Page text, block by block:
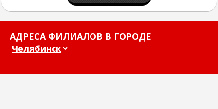
АДРЕСА ФИЛИАЛОВ В ГОРОДЕ